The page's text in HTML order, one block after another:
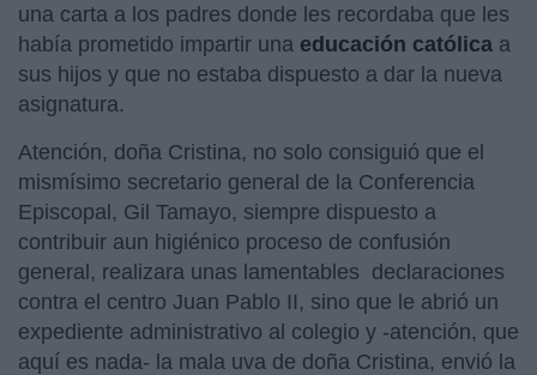
una carta a los padres donde les recordaba que les
había prometido impartir una educación católica a
sus hijos y que no estaba dispuesto a dar la nueva
asignatura.
Atención, doña Cristina, no solo consiguió que el
mismísimo secretario general de la Conferencia
Episcopal, Gil Tamayo, siempre dispuesto a
contribuir aun higiénico proceso de confusión
general, realizara unas lamentables declaraciones
contra el centro Juan Pablo II, sino que le abrió un
expediente administrativo al colegio y -atención, que
aquí es nada- la mala uva de doña Cristina, envió la